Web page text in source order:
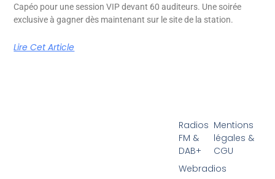
Capéo pour une session VIP devant 60 auditeurs. Une soirée
exclusive à gagner dès maintenant sur le site de la station.
Lire Cet Article
Radios
FM &
DAB+
Webradios
Mentions
légales &
CGU